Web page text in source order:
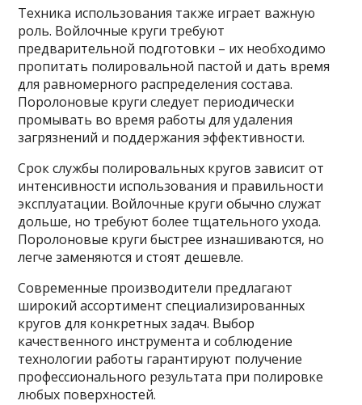
Техника использования также играет важную
роль. Войлочные круги требуют
предварительной подготовки – их необходимо
пропитать полировальной пастой и дать время
для равномерного распределения состава.
Поролоновые круги следует периодически
промывать во время работы для удаления
загрязнений и поддержания эффективности.
Срок службы полировальных кругов зависит от
интенсивности использования и правильности
эксплуатации. Войлочные круги обычно служат
дольше, но требуют более тщательного ухода.
Поролоновые круги быстрее изнашиваются, но
легче заменяются и стоят дешевле.
Современные производители предлагают
широкий ассортимент специализированных
кругов для конкретных задач. Выбор
качественного инструмента и соблюдение
технологии работы гарантируют получение
профессионального результата при полировке
любых поверхностей.